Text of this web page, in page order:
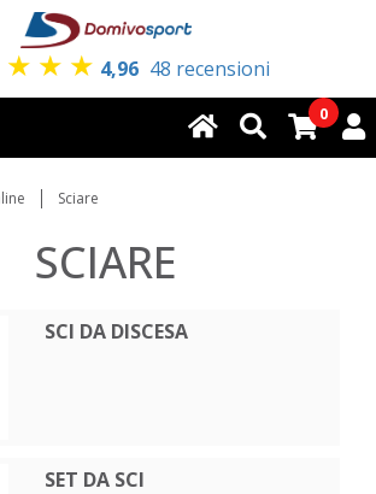
★ ★ ★ 4,96 48 recensioni
0
Sciare
SCIARE
SCI DA DISCESA
SET DA SCI